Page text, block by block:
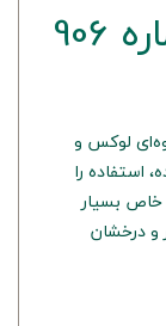
جلوه‌ای لوکس و
استفاده را
خاص بسیار
و درخشان